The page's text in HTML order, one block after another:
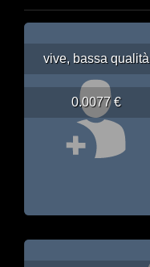
vive, bassa qualità
0.0077 €